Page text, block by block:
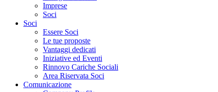
Imprese
Soci
Soci
Essere Soci
Le tue proposte
Vantaggi dedicati
Iniziative ed Eventi
Rinnovo Cariche Sociali
Area Riservata Soci
Comunicazione